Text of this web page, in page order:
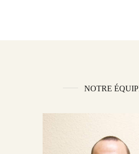
NOTRE